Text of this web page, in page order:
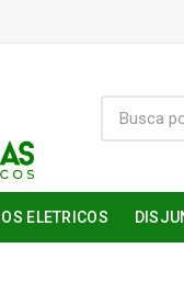
ELETRICOS